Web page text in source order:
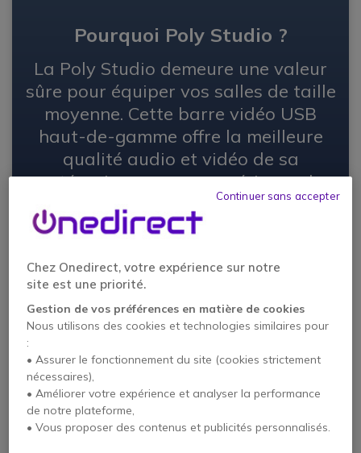
Pourquoi Poly Studio ?
La Poly Studio demeure une valeur
sûre pour équiper vos salles de taille
moyenne. Cette barre vidéo USB
haut-de-gamme offre la meilleure
qualité audio et vidéo de sa
catégorie, pour une expérience de
réunion identique pour l’ensemble
des participants présents et
Un son
Une
Chez Onedirect, votre expérience sur notre
site est une priorité.
Gestion de vos préférences en matière de cookies
Nous utilisons des cookies et technologies similaires pour
:
• Assurer le fonctionnement du site (cookies strictement
nécessaires),
• Améliorer votre expérience et analyser la performance
de notre plateforme,
• Vous proposer des contenus et publicités personnalisés.
Continuer sans accepter